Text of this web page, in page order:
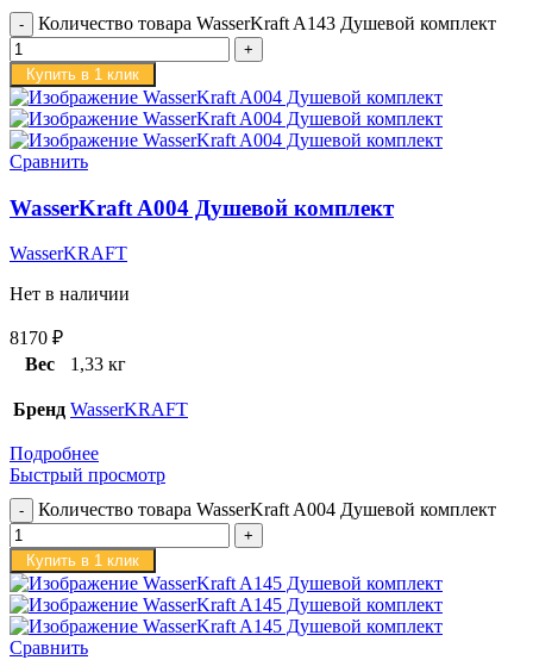
Количество товара WasserKraft A143 Душевой комплект
Купить в 1 клик
Сравнить
WasserKraft A004 Душевой комплект
WasserKRAFT
Нет в наличии
8170 ₽
Вес
1,33 кг
Бренд WasserKRAFT
Подробнее
Быстрый просмотр
Количество товара WasserKraft A004 Душевой комплект
Купить в 1 клик
Сравнить